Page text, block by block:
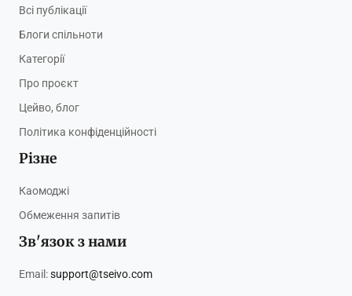
Всі публікації
Блоги спільноти
Категорії
Про проєкт
Цейво, блог
Політика конфіденційності
Різне
Каомоджі
Обмеження запитів
Зв'язок з нами
Email:support@tseivo.com